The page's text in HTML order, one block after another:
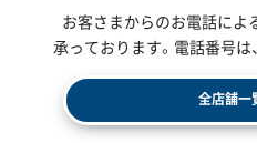
お客さまからのお電話によ
承っております。電話番号は
全店舗一